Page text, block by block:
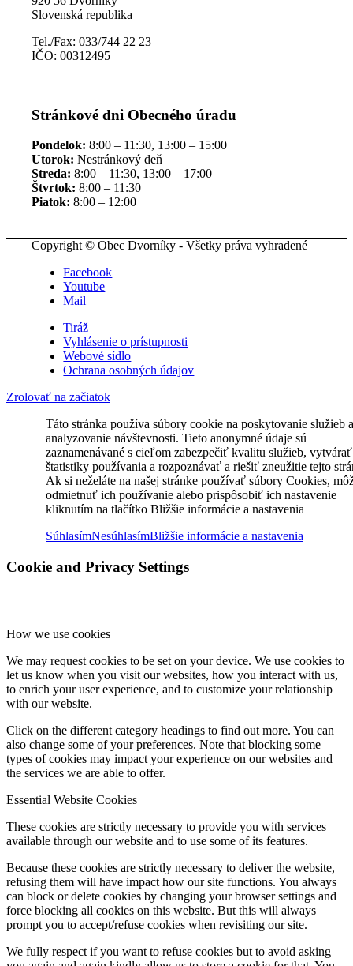
Slovenská republika
Tel./Fax: 033/744 22 23
IČO: 00312495
Stránkové dni Obecného úradu
Pondelok: 8:00 – 11:30, 13:00 – 15:00
Utorok: Nestránkový deň
Streda: 8:00 – 11:30, 13:00 – 17:00
Štvrtok: 8:00 – 11:30
Piatok: 8:00 – 12:00
Copyright © Obec Dvorníky - Všetky práva vyhradené
Facebook
Youtube
Mail
Tiráž
Vyhlásenie o prístupnosti
Webové sídlo
Ochrana osobných údajov
Zrolovať na začiatok
Táto stránka používa súbory cookie na poskytovanie služieb a
analyzovanie návštevnosti. Tieto anonymné údaje sú
zaznamenávané s cieľom zabezpečiť kvalitu služieb, vytvárať
štatistiky používania a rozpoznávať a riešiť zneužitie tejto
Ak si neželáte na našej stránke používať súbory Cookies,
odmietnuť ich používanie alebo prispôsobiť ich nastavenie
kliknutím na tlačítko Bližšie informácie a nastavenia
SúhlasímNesúhlasímBližšie informácie a nastavenia
Cookie and Privacy Settings
How we use cookies
We may request cookies to be set on your device. We use cookies to
let us know when you visit our websites, how you interact with us,
to enrich your user experience, and to customize your relationship
with our website.
Click on the different category headings to find out more. You can
also change some of your preferences. Note that blocking some
types of cookies may impact your experience on our websites and
the services we are able to offer.
Essential Website Cookies
These cookies are strictly necessary to provide you with services
available through our website and to use some of its features.
Because these cookies are strictly necessary to deliver the website,
refusing them will have impact how our site functions. You always
can block or delete cookies by changing your browser settings and
force blocking all cookies on this website. But this will always
prompt you to accept/refuse cookies when revisiting our site.
We fully respect if you want to refuse cookies but to avoid asking